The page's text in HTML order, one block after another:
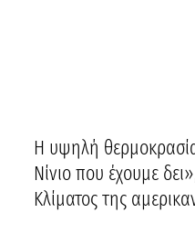
Η υψηλή
Νίνιο που έχουμε
Κλίματος της